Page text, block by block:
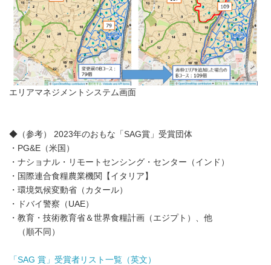
エリアマネジメントシステム画面
◆（参考） 2023年のおもな「SAG賞」受賞団体
・PG&E（米国）
・ナショナル・リモートセンシング・センター（インド）
・国際連合食糧農業機関【イタリア】
・環境気候変動省（カタール）
・ドバイ警察（UAE）
・教育・技術教育省＆世界食糧計画（エジプト）、他
（順不同）
「SAG 賞」受賞者リスト一覧（英文）